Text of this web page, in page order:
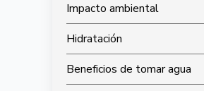
Impacto ambiental
Hidratación
Beneficios de tomar agua